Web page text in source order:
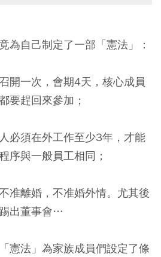
為自己制定了一部「憲法」：
開一次，會期4天，核心成員
要趕回來參加；
必須在外工作至少3年，才能
序與一般員工相同；
准離婚，不准婚外情。尤其後
出董事會…
憲法」為家族成員們設定了條